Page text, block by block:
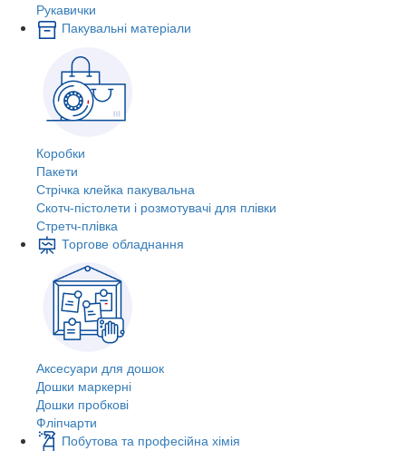
Рукавички
Пакувальні матеріали
Коробки
Пакети
Стрічка клейка пакувальна
Скотч-пістолети і розмотувачі для плівки
Стретч-плівка
Торгове обладнання
Аксесуари для дошок
Дошки маркерні
Дошки пробкові
Фліпчарти
Побутова та професійна хімія